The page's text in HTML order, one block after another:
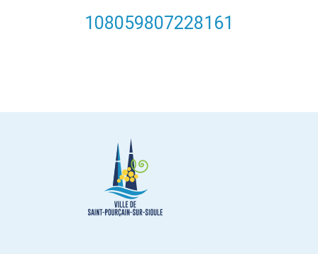
108059807228161